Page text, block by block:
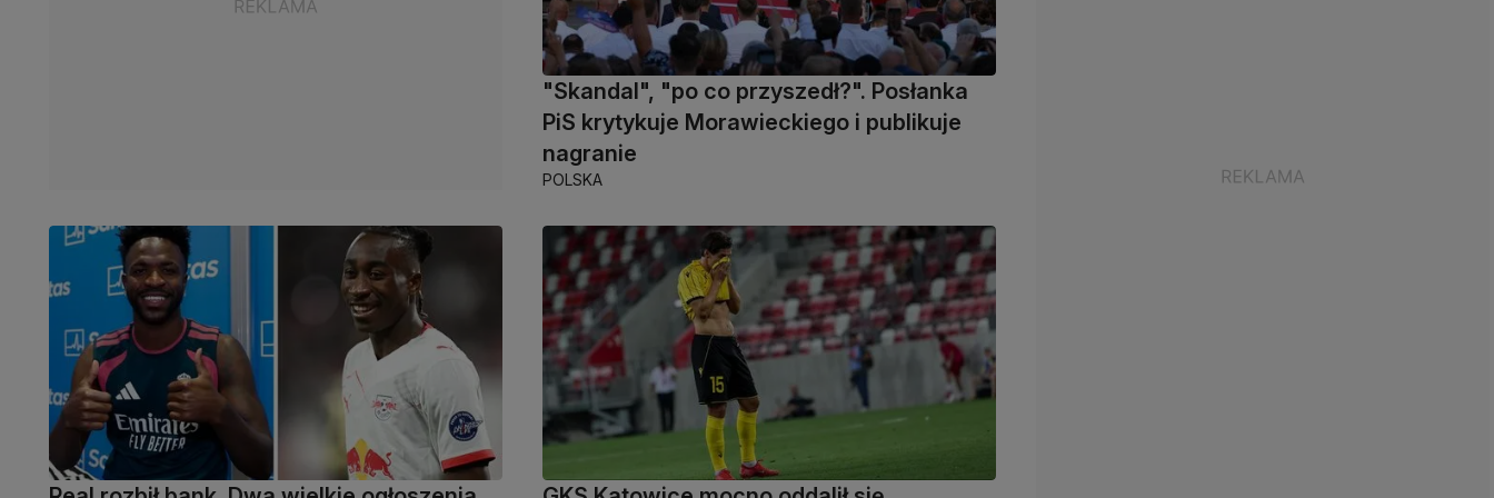
"Skandal", "po co przyszedł?". Posłanka
PiS krytykuje Morawieckiego i publikuje
nagranie
POLSKA